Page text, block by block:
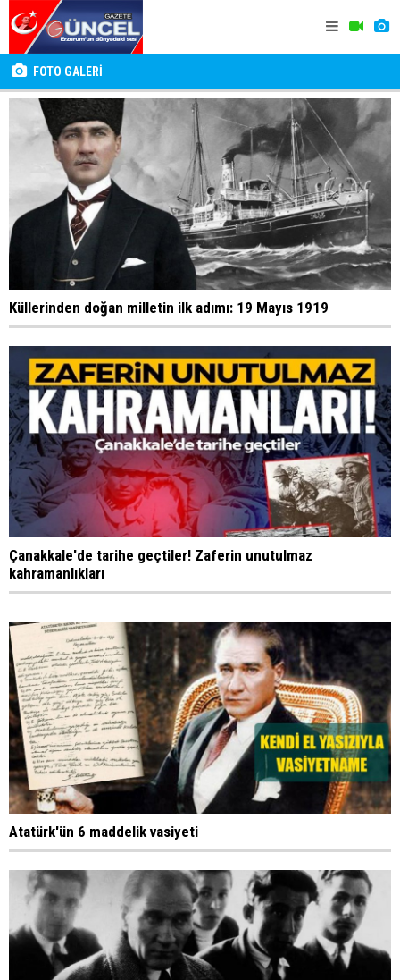
FOTO GALERİ
Küllerinden doğan milletin ilk adımı: 19 Mayıs 1919
Çanakkale'de tarihe geçtiler! Zaferin unutulmaz
kahramanlıkları
Atatürk'ün 6 maddelik vasiyeti